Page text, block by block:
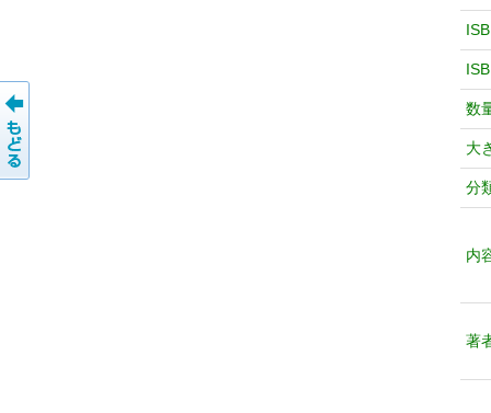
数
大
分
内
著